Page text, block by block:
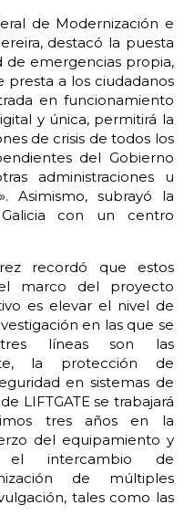
de Modernización e
destacó la puesta
de emergencias propia,
presta a los ciudadanos
en funcionamiento
y única, permitirá la
de crisis de todos los
del Gobierno
administraciones u
Asimismo, subrayó la
con un centro
recordó que estos
marco del proyecto
es elevar el nivel de
en las que se
tres líneas son las
la protección de
en sistemas de
LIFTGATE se trabajará
tres años en la
del equipamiento y
el intercambio de
de múltiples
tales como las